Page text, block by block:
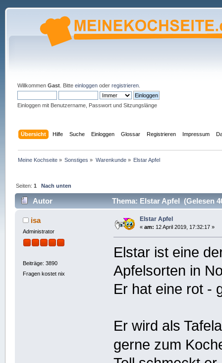
Willkommen Gast. Bitte einloggenoder registrieren.
Einloggen mit Benutzername, Passwort und Sitzungslänge
Übersicht Hilfe Suche Einloggen Glossar Registrieren Impressum
Meine Kochseite » Sonstiges » Warenkunde» Elstar Apfel
Seiten:1 Nach unten
Autor Thema: Elstar Apfel (Gelesen
isa
Administrator
Beiträge: 3890
Fragen kostet nix
Elstar Apfel
« am: 12 April 2019, 17:32:17 »
Elstar ist eine
Apfelsorten in
Er hat eine rot -
Er wird als
gerne zum